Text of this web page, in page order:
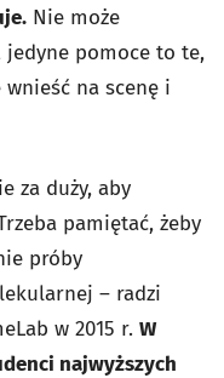
Nie może
jedyne pomoce to te,
na scenę i
za duży, aby
pamiętać, żeby
próby
– radzi
w 2015 r. W
najwyższych